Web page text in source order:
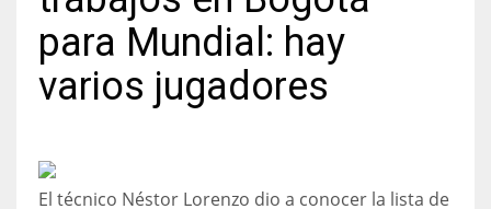
24
para Mundial: hay
varios jugadores
El técnico Néstor Lorenzo dio a conocer la lista de